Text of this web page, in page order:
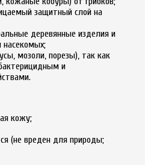
защитный слой на
деревянные изделия и
насекомых;
мозоли, порезы), так как
и
кожу;
(не вреден для природы;